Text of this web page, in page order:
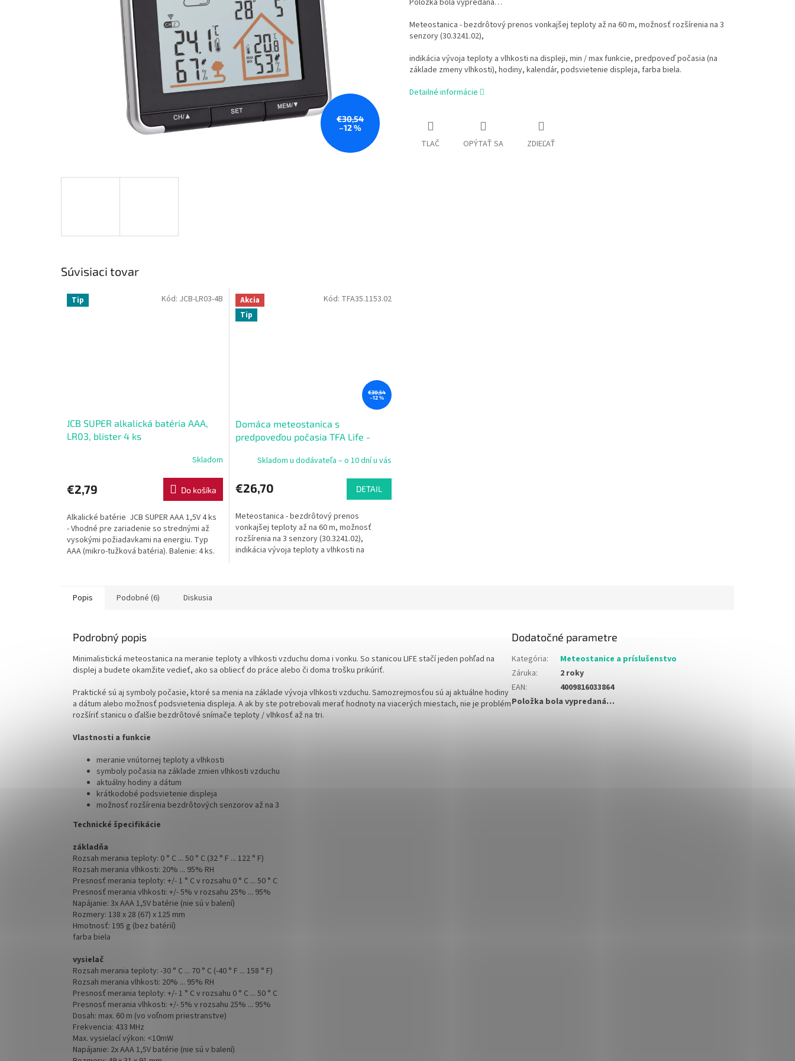
€30,54
–12 %
Položka bola vypredaná…
Meteostanica - bezdrôtový prenos vonkajšej teploty až na 60 m, možnosť rozšírenia na 3
senzory (30.3241.02),
indikácia vývoja teploty a vlhkosti na displeji, min / max funkcie, predpoveď počasia (na
základe zmeny vlhkosti), hodiny, kalendár, podsvietenie displeja, farba biela.
Detailné informácie
TLAČ OPÝTAŤ SA ZDIEĽAŤ
Súvisiaci tovar
Tip
JCB SUPER alkalická batéria AAA,
LR03, blister 4 ks
Skladom
€2,79 Do košíka
Alkalické batérie JCB SUPER AAA 1,5V 4 ks
- Vhodné pre zariadenie so strednými až
vysokými požiadavkami na energiu. Typ
AAA (mikro-tužková batéria). Balenie: 4 ks.
Kód: JCB-LR03-4B
Akcia
Tip
€30,54
–12 %
Domáca meteostanica s
predpoveďou počasia TFA Life -
Skladom u dodávateľa – o 10 dní u vás
€26,70 DETAIL
Meteostanica - bezdrôtový prenos
vonkajšej teploty až na 60 m, možnosť
rozšírenia na 3 senzory (30.3241.02),
indikácia vývoja teploty a vlhkosti na
Kód: TFA35.1153.02
Popis Podobné (6) Diskusia
Podrobný popis
Minimalistická meteostanica na meranie teploty a vlhkosti vzduchu doma i vonku. So stanicou LIFE stačí jeden pohľad na
displej a budete okamžite vedieť, ako sa obliecť do práce alebo či doma trošku prikúriť.
Praktické sú aj symboly počasie, ktoré sa menia na základe vývoja vlhkosti vzduchu. Samozrejmosťou sú aj aktuálne hodiny
a dátum alebo možnosť podsvietenia displeja. A ak by ste potrebovali merať hodnoty na viacerých miestach, nie je problém
rozšíriť stanicu o ďalšie bezdrôtové snímače teploty / vlhkosť až na tri.
Vlastnosti a funkcie
meranie vnútornej teploty a vlhkosti
symboly počasia na základe zmien vlhkosti vzduchu
aktuálny hodiny a dátum
krátkodobé podsvietenie displeja
možnosť rozšírenia bezdrôtových senzorov až na 3
Technické špecifikácie
základňa
Rozsah merania teploty: 0 ° C ... 50 ° C (32 ° F ... 122 ° F)
Rozsah merania vlhkosti: 20% ... 95% RH
Presnosť merania teploty: +/- 1 ° C v rozsahu 0 ° C ... 50 ° C
Presnosť merania vlhkosti: +/- 5% v rozsahu 25% ... 95%
Napájanie: 3x AAA 1,5V batérie (nie sú v balení)
Rozmery: 138 x 28 (67) x 125 mm
Hmotnosť: 195 g (bez batérií)
farba biela
vysielač
Rozsah merania teploty: -30 ° C ... 70 ° C (-40 ° F ... 158 ° F)
Rozsah merania vlhkosti: 20% ... 95% RH
Presnosť merania teploty: +/- 1 ° C v rozsahu 0 ° C ... 50 ° C
Presnosť merania vlhkosti: +/- 5% v rozsahu 25% ... 95%
Dosah: max. 60 m (vo voľnom priestranstve)
Frekvencia: 433 MHz
Max. vysielací výkon: <10mW
Napájanie: 2x AAA 1,5V batérie (nie sú v balení)
Dodatočné parametre
Kategória:
Meteostanice a príslušenstvo
Záruka:
2 roky
EAN:
4009816033864
Položka bola vypredaná…